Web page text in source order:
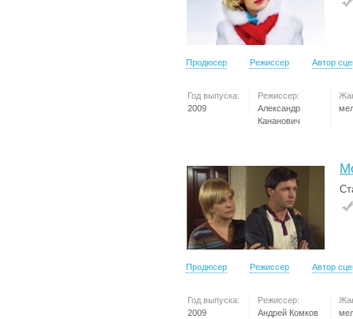
Продюсер Режиссер Автор
Год выпуска:
2009
Режиссер:
Александр
Кананович
Продюсер Режиссер Автор
Год выпуска:
2009
Режиссер:
Андрей Комков